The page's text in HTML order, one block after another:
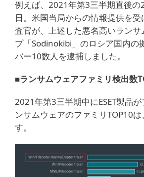
例えば、2021年第3三半期直後
日。米国当局からの情報提供を
査官が、上述した悪名高いランサ
プ「Sodinokibi」のロシア国内の
バー10数人を逮捕しました。
■ランサムウェアファミリ検出数
2021年第3三半期中にESET製品
ンサムウェアのファミリTOP10
す。